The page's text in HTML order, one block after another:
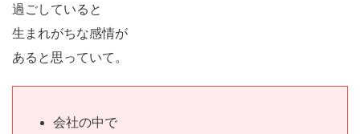
過ごしていると
生まれがちな感情が
あると思っていて。
会社の中で